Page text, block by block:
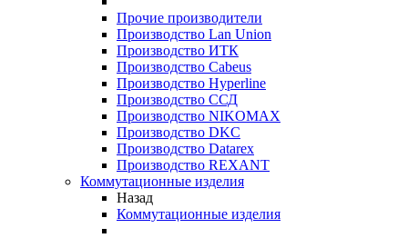
Прочие производители
Производство Lan Union
Производство ИТК
Производство Cabeus
Производство Hyperline
Производство ССД
Производство NIKOMAX
Производство DKC
Производство Datarex
Производство REXANT
Коммутационные изделия
Назад
Коммутационные изделия